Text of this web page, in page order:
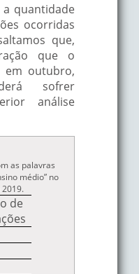
a quantidade
ocorridas
que,
que o
em outubro,
sofrer
análise
as palavras
médio” no
de